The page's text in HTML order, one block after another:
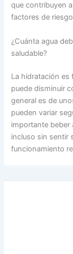
que contribuyen
factores de
¿Cuánta agua
saludable?
La hidratación es
puede disminuir
general es de
pueden variar
importante beber
incluso sin sentir
funcionamiento